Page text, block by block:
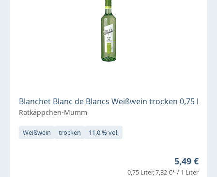
Blanchet Blanc de Blancs Weißwein trocken 0,75 l
Rotkäppchen-Mumm
Weißwein trocken 11,0 % vol.
Regulärer
5,49 €
0,75 Liter 7,32 €* / 1 Liter